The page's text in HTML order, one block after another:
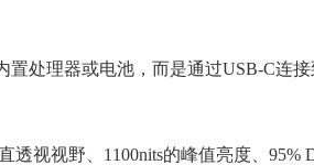
处理器或电池，而是通过USB-C连
透视视野、1100nits的峰值亮度、95%